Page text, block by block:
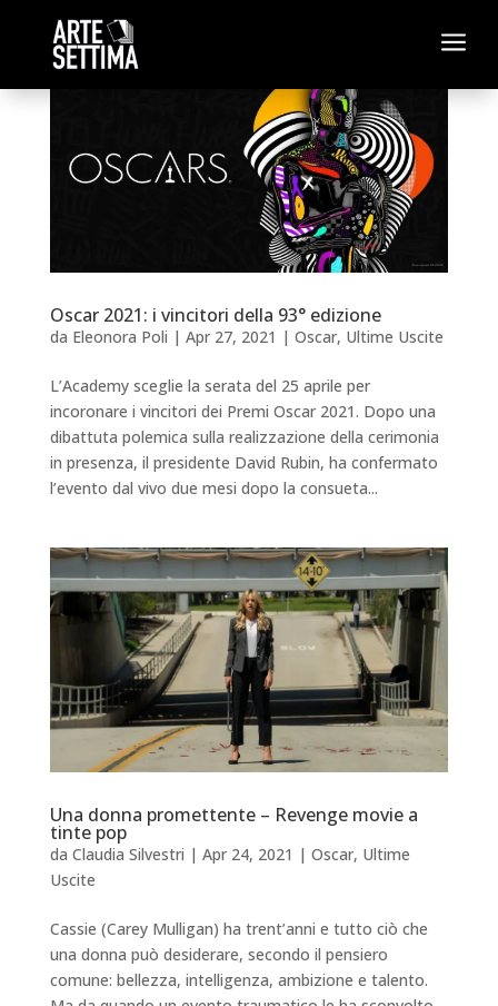
a
Oscar 2021: i vincitori della 93° edizione
da Eleonora Poli | Apr 27, 2021 | Oscar, Ultime Uscite
L’Academy sceglie la serata del 25 aprile per
incoronare i vincitori dei Premi Oscar 2021. Dopo una
dibattuta polemica sulla realizzazione della cerimonia
in presenza, il presidente David Rubin, ha confermato
l’evento dal vivo due mesi dopo la consueta...
Una donna promettente – Revenge movie a
tinte pop
da Claudia Silvestri | Apr 24, 2021 | Oscar, Ultime
Uscite
Cassie (Carey Mulligan) ha trent’anni e tutto ciò che
una donna può desiderare, secondo il pensiero
comune: bellezza, intelligenza, ambizione e talento.